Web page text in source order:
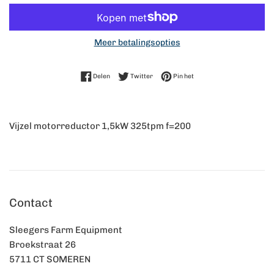
Meer betalingsopties
DelenDelen op Facebook
TwitterTwitteren op Twitter
Pin hetPinnen op Pinterest
Vijzel motorreductor 1,5kW 325tpm f=200
Contact
Sleegers Farm Equipment
Broekstraat 26
5711 CT SOMEREN